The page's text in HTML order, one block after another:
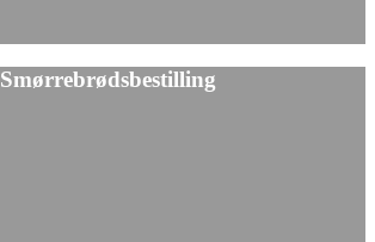
Smørrebrødsbestilling